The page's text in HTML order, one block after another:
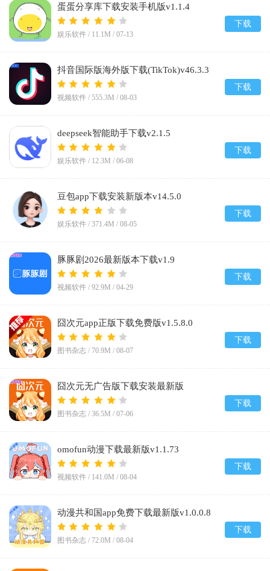
蛋蛋分享库下载安装手机版v1.1.4
娱乐软件 / 11.1M / 07-13
下载
抖音国际版海外版下载(TikTok)v46.3.3
视频软件 / 555.3M / 08-03
下载
deepseek智能助手下载v2.1.5
娱乐软件 / 12.3M / 06-08
下载
豆包app下载安装新版本v14.5.0
娱乐软件 / 371.4M / 08-05
下载
豚豚剧2026最新版本下载v1.9
视频软件 / 92.9M / 04-29
下载
囧次元app正版下载免费版v1.5.8.0
图书杂志 / 70.9M / 08-07
下载
囧次元无广告版下载安装最新版
2026v1.5.8.0
图书杂志 / 36.5M / 07-06
下载
omofun动漫下载最新版v1.1.73
视频软件 / 141.0M / 08-04
下载
动漫共和国app免费下载最新版v1.0.0.8
图书杂志 / 72.0M / 08-04
下载